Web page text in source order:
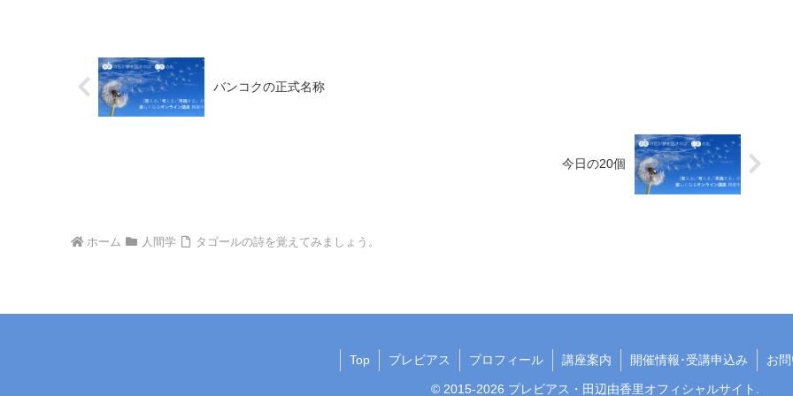
バンコクの正式名称
今日の20個
ホーム 人間学 タゴールの詩を覚えてみましょう。
Top プレビアス プロフィール 講座案内 開催情報･受講申込み お
© 2015-2026 プレビアス・田辺由香里オフィシャルサイト.